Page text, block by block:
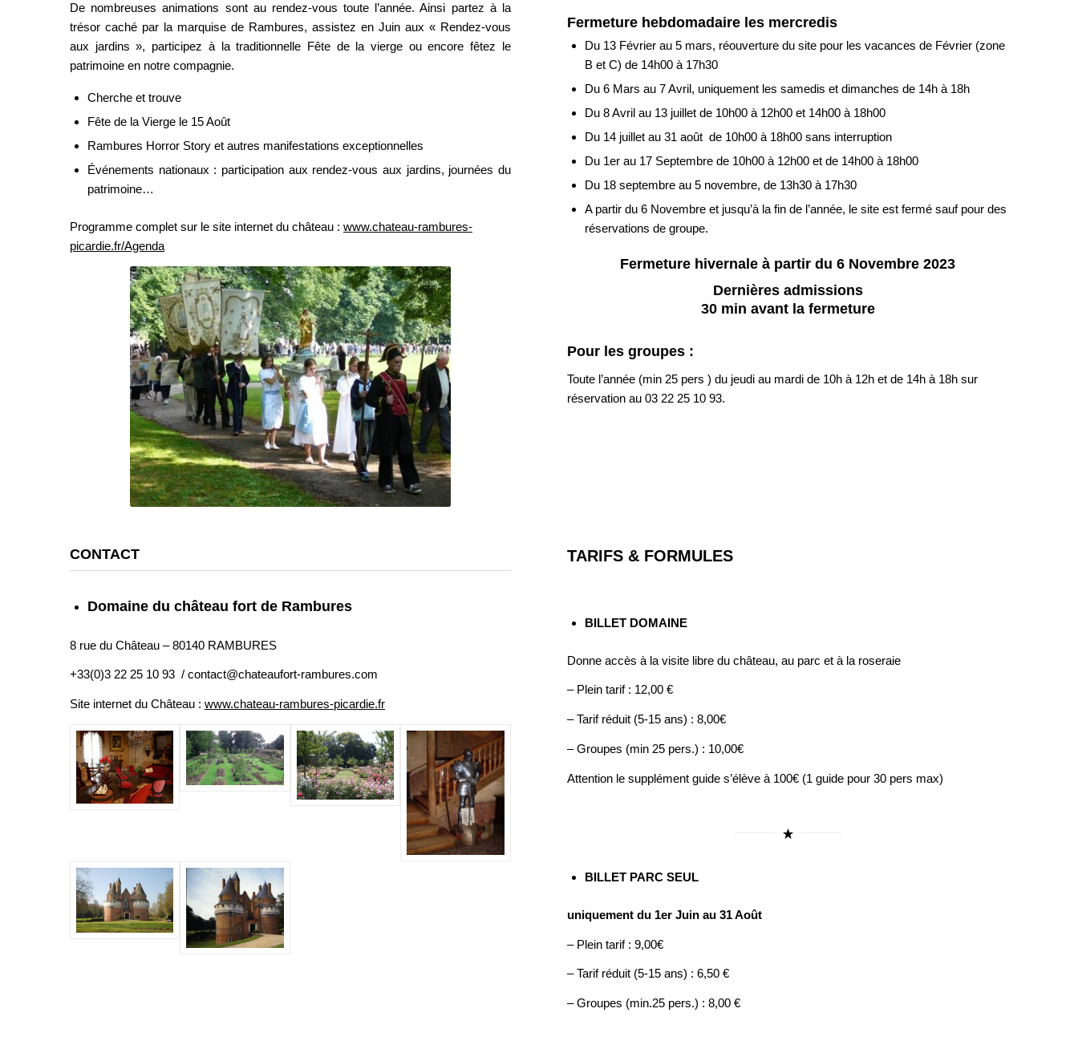
De nombreuses animations sont au rendez-vous toute l’année. Ainsi partez à la
trésor caché par la marquise de Rambures, assistez en Juin aux « Rendez-vous
aux jardins », participez à la traditionnelle Fête de la vierge ou encore fêtez le
patrimoine en notre compagnie.
Cherche et trouve
Fête de la Vierge le 15 Août
Rambures Horror Story et autres manifestations exceptionnelles
Événements nationaux : participation aux rendez-vous aux jardins, journées du
patrimoine…
Programme complet sur le site internet du château : www.chateau-rambures-
picardie.fr/Agenda
Fermeture hebdomadaire les mercredis
Du 13 Février au 5 mars, réouverture du site pour les vacances de Février (zone
B et C) de 14h00 à 17h30
Du 6 Mars au 7 Avril, uniquement les samedis et dimanches de 14h à 18h
Du 8 Avril au 13 juillet de 10h00 à 12h00 et 14h00 à 18h00
Du 14 juillet au 31 août de 10h00 à 18h00 sans interruption
Du 1er au 17 Septembre de 10h00 à 12h00 et de 14h00 à 18h00
Du 18 septembre au 5 novembre, de 13h30 à 17h30
A partir du 6 Novembre et jusqu’à la fin de l’année, le site est fermé sauf pour des
réservations de groupe.
Fermeture hivernale à partir du 6 Novembre 2023
Dernières admissions
30 min avant la fermeture
Pour les groupes :
Toute l’année (min 25 pers ) du jeudi au mardi de 10h à 12h et de 14h à 18h sur
réservation au 03 22 25 10 93.
CONTACT
Domaine du château fort de Rambures
8 rue du Château – 80140 RAMBURES
+33(0)3 22 25 10 93 / contact@chateaufort-rambures.com
Site internet du Château : www.chateau-rambures-picardie.fr
TARIFS & FORMULES
BILLET DOMAINE
Donne accès à la visite libre du château, au parc et à la roseraie
– Plein tarif : 12,00 €
– Tarif réduit (5-15 ans) : 8,00€
– Groupes (min 25 pers.) : 10,00€
Attention le supplément guide s’élève à 100€ (1 guide pour 30 pers max)
BILLET PARC SEUL
uniquement du 1er Juin au 31 Août
– Plein tarif : 9,00€
– Tarif réduit (5-15 ans) : 6,50 €
– Groupes (min.25 pers.) : 8,00 €